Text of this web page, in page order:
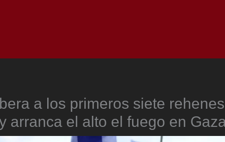
a los primeros siete
arranca el alto el fuego en